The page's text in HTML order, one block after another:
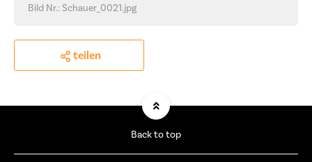
Bild Nr.: Schauer_0021.jpg
teilen
Back to top